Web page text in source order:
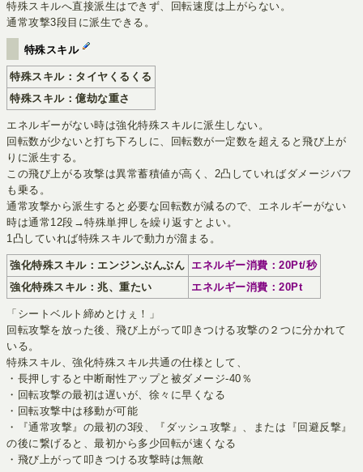
特殊スキルへ直接派生はできず、回転速度は上がらない。
通常攻撃3段目に派生できる。
特殊スキル
特殊スキル：タイヤくるくる
特殊スキル：億劫な重さ
エネルギーがない時は強化特殊スキルに派生しない。
回転数が少ないと打ち下ろしに、回転数が一定数を超えると飛び上が
りに派生する。
この飛び上がる攻撃は異常蓄積値が高く、2凸していればダメージバフ
も乗る。
通常攻撃から派生すると必要な回転数が減るので、エネルギーがない
時は通常12段→特殊単押しを繰り返すとよい。
1凸していれば特殊スキルで動力が溜まる。
強化特殊スキル：エンジンぶんぶん エネルギー消費：20Pt/秒
強化特殊スキル：兆、重たい
エネルギー消費：20Pt
「シートベルト締めとけぇ！」
回転攻撃を放った後、飛び上がって叩きつける攻撃の２つに分かれて
いる。
特殊スキル、強化特殊スキル共通の仕様として、
・長押しすると中断耐性アップと被ダメージ-40％
・回転攻撃の最初は遅いが、徐々に早くなる
・回転攻撃中は移動が可能
・『通常攻撃』の最初の3段、『ダッシュ攻撃』、または『回避反撃』
の後に繋げると、最初から多少回転が速くなる
・飛び上がって叩きつける攻撃時は無敵